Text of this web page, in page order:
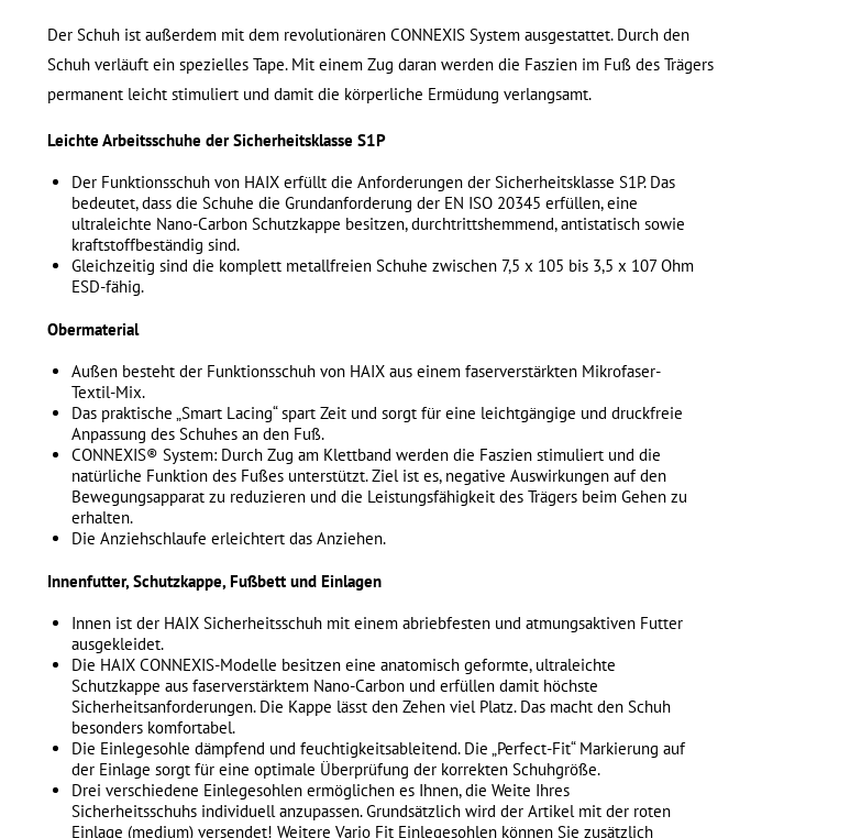
Der Schuh ist außerdem mit dem revolutionären CONNEXIS System ausgestattet. Durch den
Schuh verläuft ein spezielles Tape. Mit einem Zug daran werden die Faszien im Fuß des Trägers
permanent leicht stimuliert und damit die körperliche Ermüdung verlangsamt.
Leichte Arbeitsschuhe der Sicherheitsklasse S1P
Der Funktionsschuh von HAIX erfüllt die Anforderungen der Sicherheitsklasse S1P. Das
bedeutet, dass die Schuhe die Grundanforderung der EN ISO 20345 erfüllen, eine
ultraleichte Nano-Carbon Schutzkappe besitzen, durchtrittshemmend, antistatisch sowie
kraftstoffbeständig sind.
Gleichzeitig sind die komplett metallfreien Schuhe zwischen 7,5 x 105 bis 3,5 x 107 Ohm
ESD-fähig.
Obermaterial
Außen besteht der Funktionsschuh von HAIX aus einem faserverstärkten Mikrofaser-
Textil-Mix.
Das praktische „Smart Lacing“ spart Zeit und sorgt für eine leichtgängige und druckfreie
Anpassung des Schuhes an den Fuß.
CONNEXIS® System: Durch Zug am Klettband werden die Faszien stimuliert und die
natürliche Funktion des Fußes unterstützt. Ziel ist es, negative Auswirkungen auf den
Bewegungsapparat zu reduzieren und die Leistungsfähigkeit des Trägers beim Gehen zu
erhalten.
Die Anziehschlaufe erleichtert das Anziehen.
Innenfutter, Schutzkappe, Fußbett und Einlagen
Innen ist der HAIX Sicherheitsschuh mit einem abriebfesten und atmungsaktiven Futter
ausgekleidet.
Die HAIX CONNEXIS-Modelle besitzen eine anatomisch geformte, ultraleichte
Schutzkappe aus faserverstärktem Nano-Carbon und erfüllen damit höchste
Sicherheitsanforderungen. Die Kappe lässt den Zehen viel Platz. Das macht den Schuh
besonders komfortabel.
Die Einlegesohle dämpfend und feuchtigkeitsableitend. Die „Perfect-Fit“ Markierung auf
der Einlage sorgt für eine optimale Überprüfung der korrekten Schuhgröße.
Drei verschiedene Einlegesohlen ermöglichen es Ihnen, die Weite Ihres
Sicherheitsschuhs individuell anzupassen. Grundsätzlich wird der Artikel mit der roten
Einlage (medium) versendet! Weitere Vario Fit Einlegesohlen können Sie zusätzlich